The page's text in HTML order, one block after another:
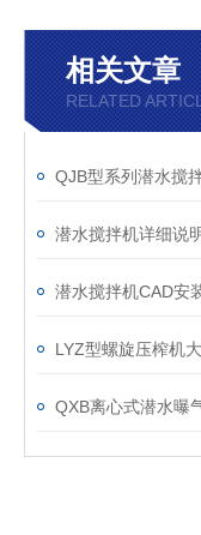
相关文章
RELATED
QJB型系列潜水搅
潜水搅拌机详细说
潜水搅拌机CAD安